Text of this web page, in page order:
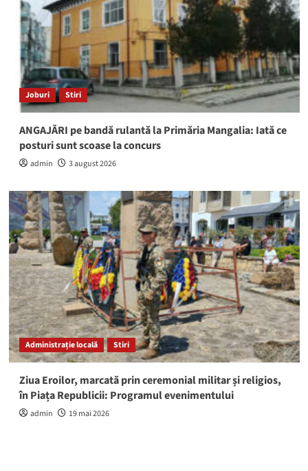
Joburi Stiri
ANGAJĂRI pe bandă rulantă la Primăria Mangalia: Iată ce
posturi sunt scoase la concurs
admin 3 august 2026
Administrație locală Stiri
Ziua Eroilor, marcată prin ceremonial militar și religios,
în Piața Republicii: Programul evenimentului
admin 19 mai 2026